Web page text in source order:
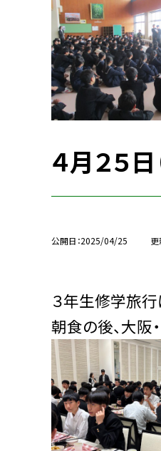
４月２５
公開日 2025/04/25 更
３年生修学旅行
朝食の後、大阪